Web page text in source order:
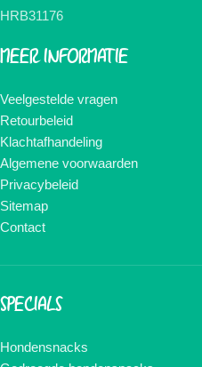
HRB31176
MEER INFORMATIE
Veelgestelde vragen
Retourbeleid
Klachtafhandeling
Algemene voorwaarden
Privacybeleid
Sitemap
Contact
SPECIALS
Hondensnacks